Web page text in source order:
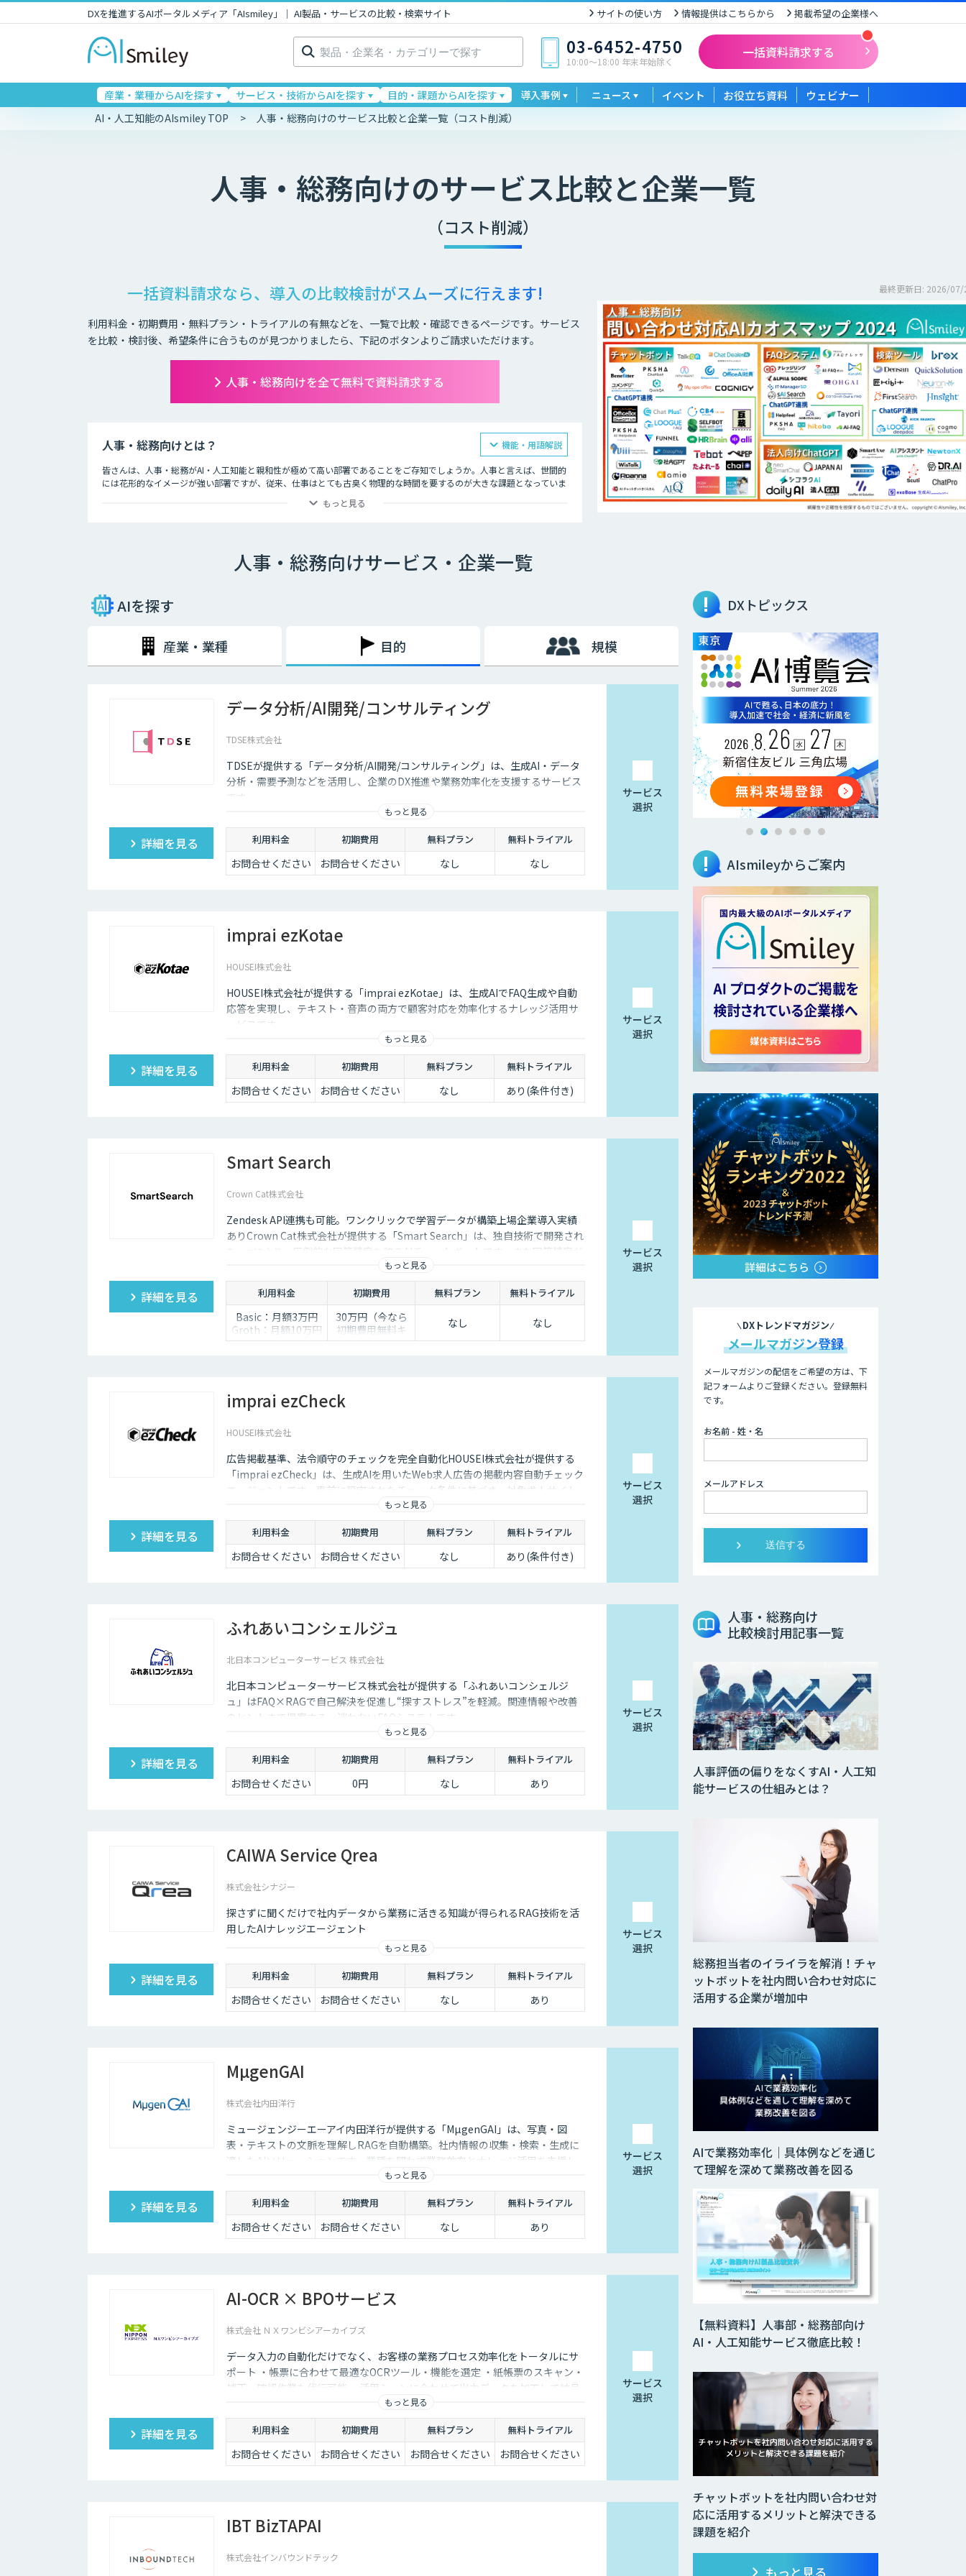
DXを推進するAIポータルメディア「AIsmiley」｜ AI製品・サービスの比較・検索サイト サイトの使い方 情報提供はこちらから 掲載希望の企業様へ
検
索: 03-6452-4750
10:00〜18:00 年末年始除く
一括資料請求する
産業・業種からAIを探す サービス・技術からAIを探す 目的・課題からAIを探す 導入事例 ニュース イベント お役立ち資料 ウェビナー
AI・人工知能のAIsmiley TOP 人事・総務向けのサービス比較と企業一覧（コスト削減）
人事・総務向けのサービス比較と企業一覧
（コスト削減）
一括資料請求なら、導入の比較検討がスムーズに行えます!
利用料金・初期費用・無料プラン・トライアルの有無などを、一覧で比較・確認できるページです。サービス
を比較・検討後、希望条件に合うものが見つかりましたら、下記のボタンよりご請求いただけます。
人事・総務向けを全て無料で資料請求する
最終更新日: 2026/07/
人事・総務向けとは？
皆さんは、人事・総務がAI・人工知能と親和性が極めて高い部署であることをご存知でしょうか。人事と言えば、世間的
には花形的なイメージが強い部署ですが、従来、仕事はとても古臭く物理的な時間を要するのが大きな課題となっていま
もっと見る
機能・用語解説
人事・総務向けサービス・企業一覧
AIを探す
産業・業種 目的 規模
データ分析/AI開発/コンサルティング
TDSE株式会社
TDSEが提供する「データ分析/AI開発/コンサルティング」は、生成AI・データ
分析・需要予測などを活用し、企業のDX推進や業務効率化を支援するサービス
です。
もっと見る
詳細を見る 利用料金 初期費用 無料プラン 無料トライアル
お問合せください お問合せください なし なし
サービス
選択
imprai ezKotae
HOUSEI株式会社
HOUSEI株式会社が提供する「imprai ezKotae」は、生成AIでFAQ生成や自動
応答を実現し、テキスト・音声の両方で顧客対応を効率化するナレッジ活用サ
ービスです。
もっと見る
詳細を見る 利用料金 初期費用 無料プラン 無料トライアル
お問合せください お問合せください なし あり(条件付き)
サービス
選択
Smart Search
Crown Cat株式会社
Zendesk API連携も可能。ワンクリックで学習データが構築上場企業導入実績
ありCrown Cat株式会社が提供する「Smart Search」は、独自技術で開発され
たragにより、圧倒的な回答精度を誇るAIチャットボットです。また回答精度が
悪い時は管理画面から簡単にご自身でチューニングができる、簡単でかつ高精
度な特徴があります。
もっと見る
詳細を見る 利用料金 初期費用 無料プラン 無料トライアル
Basic：月額3万円
Groth：月額10万円
Enterprise：月額20
額 ３０日間限定
30万円（今なら
初期費用無料キ
ャンペーン中）
なし なし
サービス
選択
imprai ezCheck
HOUSEI株式会社
広告掲載基準、法令順守のチェックを完全自動化HOUSEI株式会社が提供する
「imprai ezCheck」は、生成AIを用いたWeb求人広告の掲載内容自動チェック
エージェントです。事前に設定されたチェック条件に基づき、対象求人サイト
を自動で巡回し、結果レポートを送信します。
もっと見る
詳細を見る 利用料金 初期費用 無料プラン 無料トライアル
お問合せください お問合せください なし あり(条件付き)
サービス
選択
ふれあいコンシェルジュ
北日本コンピューターサービス 株式会社
北日本コンピューターサービス株式会社が提供する「ふれあいコンシェルジ
ュ」はFAQ×RAGで自己解決を促進し“探すストレス”を軽減。関連情報や改善
のヒントまで提案する、迷わないFAQシステムです。
もっと見る
詳細を見る 利用料金 初期費用 無料プラン 無料トライアル
お問合せください 0円 なし あり
サービス
選択
CAIWA Service Qrea
株式会社シナジー
探さずに聞くだけで社内データから業務に活きる知識が得られるRAG技術を活
用したAIナレッジエージェント
もっと見る
詳細を見る 利用料金 初期費用 無料プラン 無料トライアル
お問合せください お問合せください なし あり
サービス
選択
MµgenGAI
株式会社内田洋行
ミュージェンジーエーアイ内田洋行が提供する「MµgenGAI」は、写真・図
表・テキストの文脈を理解しRAGを自動構築。社内情報の収集・検索・生成に
適したAIソリューションです。業種を問わず業務効率とナレッジ活用を支援し
もっと見る
詳細を見る 利用料金 初期費用 無料プラン 無料トライアル
お問合せください お問合せください なし あり
サービス
選択
AI-OCR × BPOサービス
株式会社 ＮＸワンビシアーカイブズ
データ入力の自動化だけでなく、お客様の業務プロセス効率化をトータルにサ
ポート ・帳票に合わせて最適なOCRツール・機能を選定 ・紙帳票のスキャン・
補正・確認作業も代行可能 ・活用シーンに合わせて出力データを加工して納品
もっと見る
詳細を見る 利用料金 初期費用 無料プラン 無料トライアル
お問合せください お問合せください お問合せください お問合せください
サービス
選択
IBT BizTAPAI
株式会社インバウンドテック
DXトピックス
AIsmileyからご案内
DXトレンドマガジン
メールマガジン登録
メールマガジンの配信をご希望の方は、下
記フォームよりご登録ください。登録無料
です。
お名前 - 姓・名
メールアドレス
人事・総務向け
比較検討用記事一覧
【無料資料】人事部・総務部向け
AI・人工知能サービス徹底比較！
総務担当者のイライラを解消！チャ
ットボットを社内問い合わせ対応に
活用する企業が増加中
AIで業務効率化｜具体例などを通じ
て理解を深めて業務改善を図る
チャットボットを社内問い合わせ対
応に活用するメリットと解決できる
課題を紹介
人事評価の偏りをなくすAI・人工知
能サービスの仕組みとは？
もっと見る